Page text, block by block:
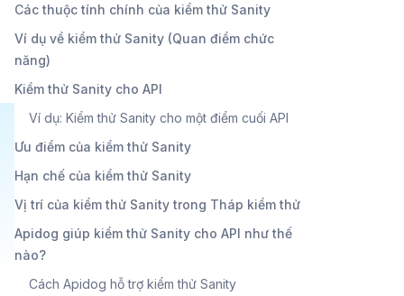
Các thuộc tính chính của kiểm thử Sanity
Ví dụ về kiểm thử Sanity (Quan điểm chức
năng)
Kiểm thử Sanity cho API
Ví dụ: Kiểm thử Sanity cho một điểm cuối API
Ưu điểm của kiểm thử Sanity
Hạn chế của kiểm thử Sanity
Vị trí của kiểm thử Sanity trong Tháp kiểm thử
Apidog giúp kiểm thử Sanity cho API như thế
nào?
Cách Apidog hỗ trợ kiểm thử Sanity